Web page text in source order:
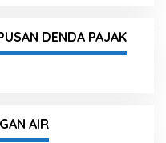
DENDA PAJAK
AIR